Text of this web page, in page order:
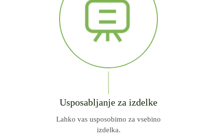
Usposabljanje za izdelke
Lahko vas usposobimo za vsebino
izdelka.